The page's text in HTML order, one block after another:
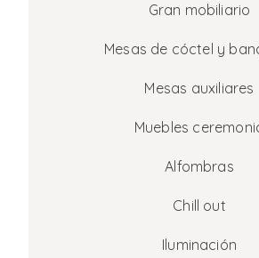
Gran mobiliario
Mesas de cóctel y
Mesas auxiliares
Muebles
Alfombras
Chill out
Iluminación